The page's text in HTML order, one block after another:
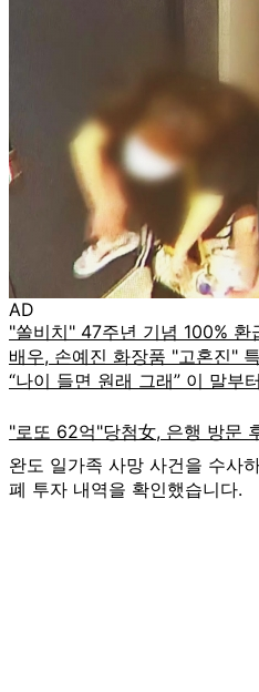
AD
완도 일가족 사망 사건을 수사
폐 투자 내역을 확인했습니다.